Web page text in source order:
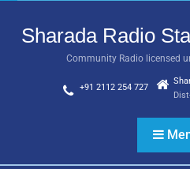
contentSharada Radio
Community Radio licensed
+91 2112 254 727